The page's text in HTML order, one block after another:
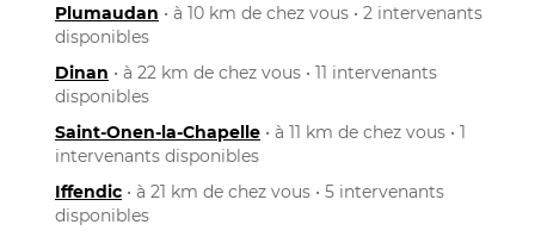
Plumaudan • à 10 km de chez vous • 2 intervenants
disponibles
Dinan • à 22 km de chez vous • 11 intervenants
disponibles
Saint-Onen-la-Chapelle • à 11 km de chez vous • 1
intervenants disponibles
Iffendic • à 21 km de chez vous • 5 intervenants
disponibles